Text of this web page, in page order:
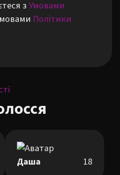
зУмовами
Політики
Даша 18